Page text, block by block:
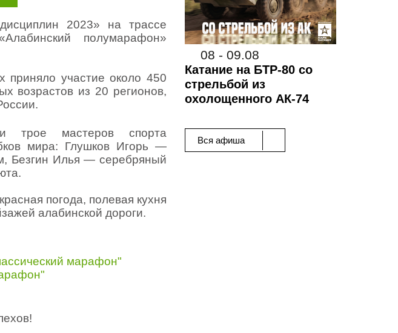
2023» на трассе
полумарафон»
приняло участие около 450
возрастов из 20 регионов,
трое мастеров спорта
мира: Глушков Игорь —
Безгин Илья — серебряный
погода, полевая кухня
алабинской дороги.
марафон"
08 - 09.08
Катание на БТР-80 со
стрельбой из
охолощенного АК-74
Вся афиша